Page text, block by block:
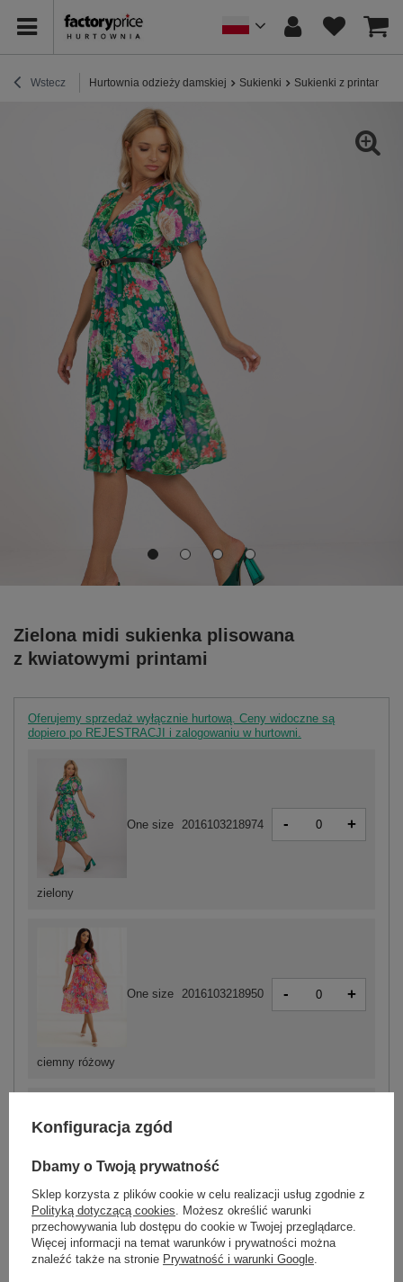
Wstecz Hurtownia odzieży damskiej Sukienki Sukienki z printami
Zielona midi sukienka plisowana
z kwiatowymi printami
Oferujemy sprzedaż wyłącznie hurtową. Ceny widoczne są
dopiero po REJESTRACJI i zalogowaniu w hurtowni.
ciemny różowy
One size 2016103218950 - +
czarno-czerwony
One size 2016103218967
zielony
One size 2016103218974 - +
Konfiguracja zgód
Dbamy o Twoją prywatność
Sklep korzysta z plików cookie w celu realizacji usług zgodnie z
Polityką dotyczącą cookies. Możesz określić warunki
przechowywania lub dostępu do cookie w Twojej przeglądarce.
Więcej informacji na temat warunków i prywatności można
znaleźć także na stronie Prywatność i warunki Google.